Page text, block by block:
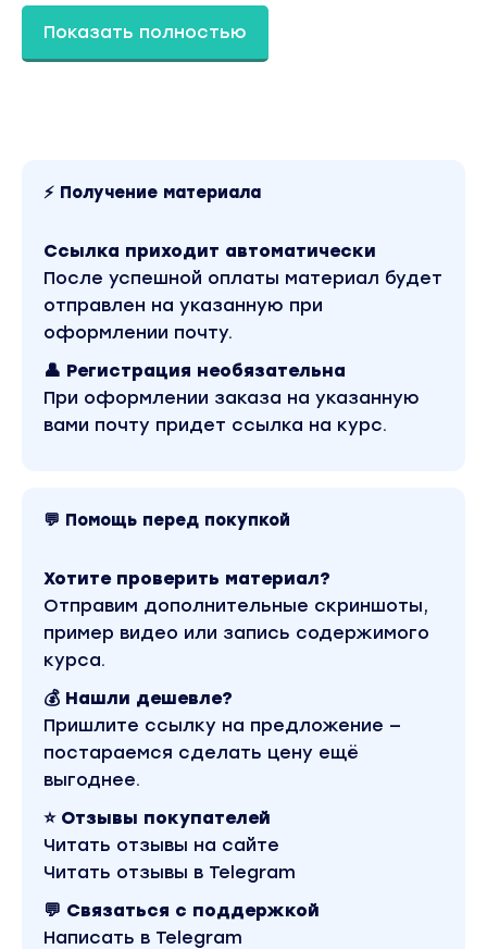
Coursx.net материал доступен за 99 рублей.
Обучающий курс входит в рубрику «Графика и
«Palmpink_Illustration» можно найти через поиск
Показать полностью
⚡ Получение материала
Ссылка приходит автоматически
После успешной оплаты материал будет
отправлен на указанную при
оформлении почту.
👤 Регистрация необязательна
При оформлении заказа на указанную
вами почту придет ссылка на курс.
💬 Помощь перед покупкой
Хотите проверить материал?
Отправим дополнительные скриншоты,
пример видео или запись содержимого
курса.
💰 Нашли дешевле?
Пришлите ссылку на предложение —
постараемся сделать цену ещё
выгоднее.
⭐ Отзывы покупателей
Читать отзывы на сайте
Читать отзывы в Telegram
💬 Связаться с поддержкой
Написать в Telegram